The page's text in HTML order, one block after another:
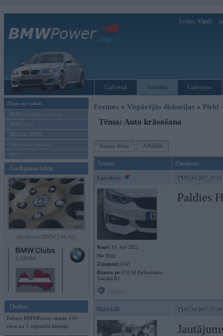
Sveiks, Viesi!
Galvenā Forums Galerijas
Ziņas un raksti
BMW modeļu jaunumi
BMW testi
Mēneša BMW
Sērijveida tūnings
Vel...
Gadījuma bilde
Modificēti BMW E46 M3
Online
Pašreiz BMWPower skatās 150
viesi un 1 reģistrēti lietotāji.
Forums » Vispārējās diskusijas » Pirkt
Tēma: Auto krāsošana
Jauna tēma Atbildēt
Autors Ziņojums
Jurchixx 07. Jul 2017, 17:14
Kopš: 19. Apr 2012
No: Rīga
Ziņojumi: 8341
Braucu ar: F32 M Performance,
Yamaha R1
Paldies
MairisB 07. Jul 2017, 17:19